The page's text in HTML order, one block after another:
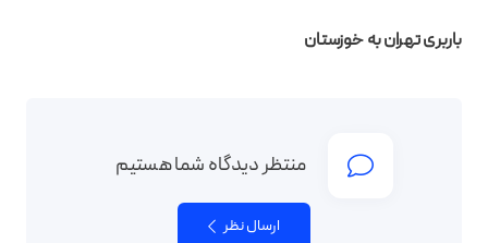
باربری تهران به خوزستان
منتظر دیدگاه شما هستیم
ارسال نظر